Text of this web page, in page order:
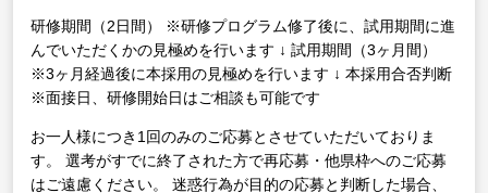
研修期間（2日間）
※研修プログラム修了後に、試用期間に進
んでいただくかの見極めを行います ↓ 試用期間（3ヶ月間）
※3ヶ月経過後に本採用の見極めを行います ↓ 本採用合否判断
※面接日、研修開始日はご相談も可能です
お一人様につき1回のみのご応募とさせていただいておりま
す。
選考がすでに終了された方で再応募・他県枠へのご応募
はご遠慮ください。
迷惑行為が目的の応募と判断した場合、